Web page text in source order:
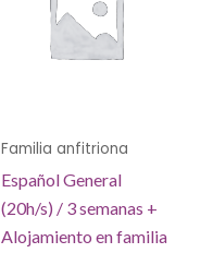
Familia anfitriona
Español General
(20h/s) / 3 semanas +
Alojamiento en familia